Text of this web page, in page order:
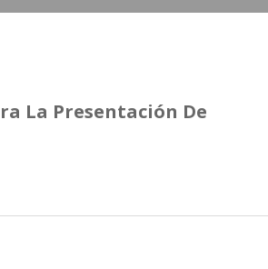
La Presentación De